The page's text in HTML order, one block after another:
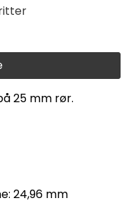
25 mm rør.
24,96 mm